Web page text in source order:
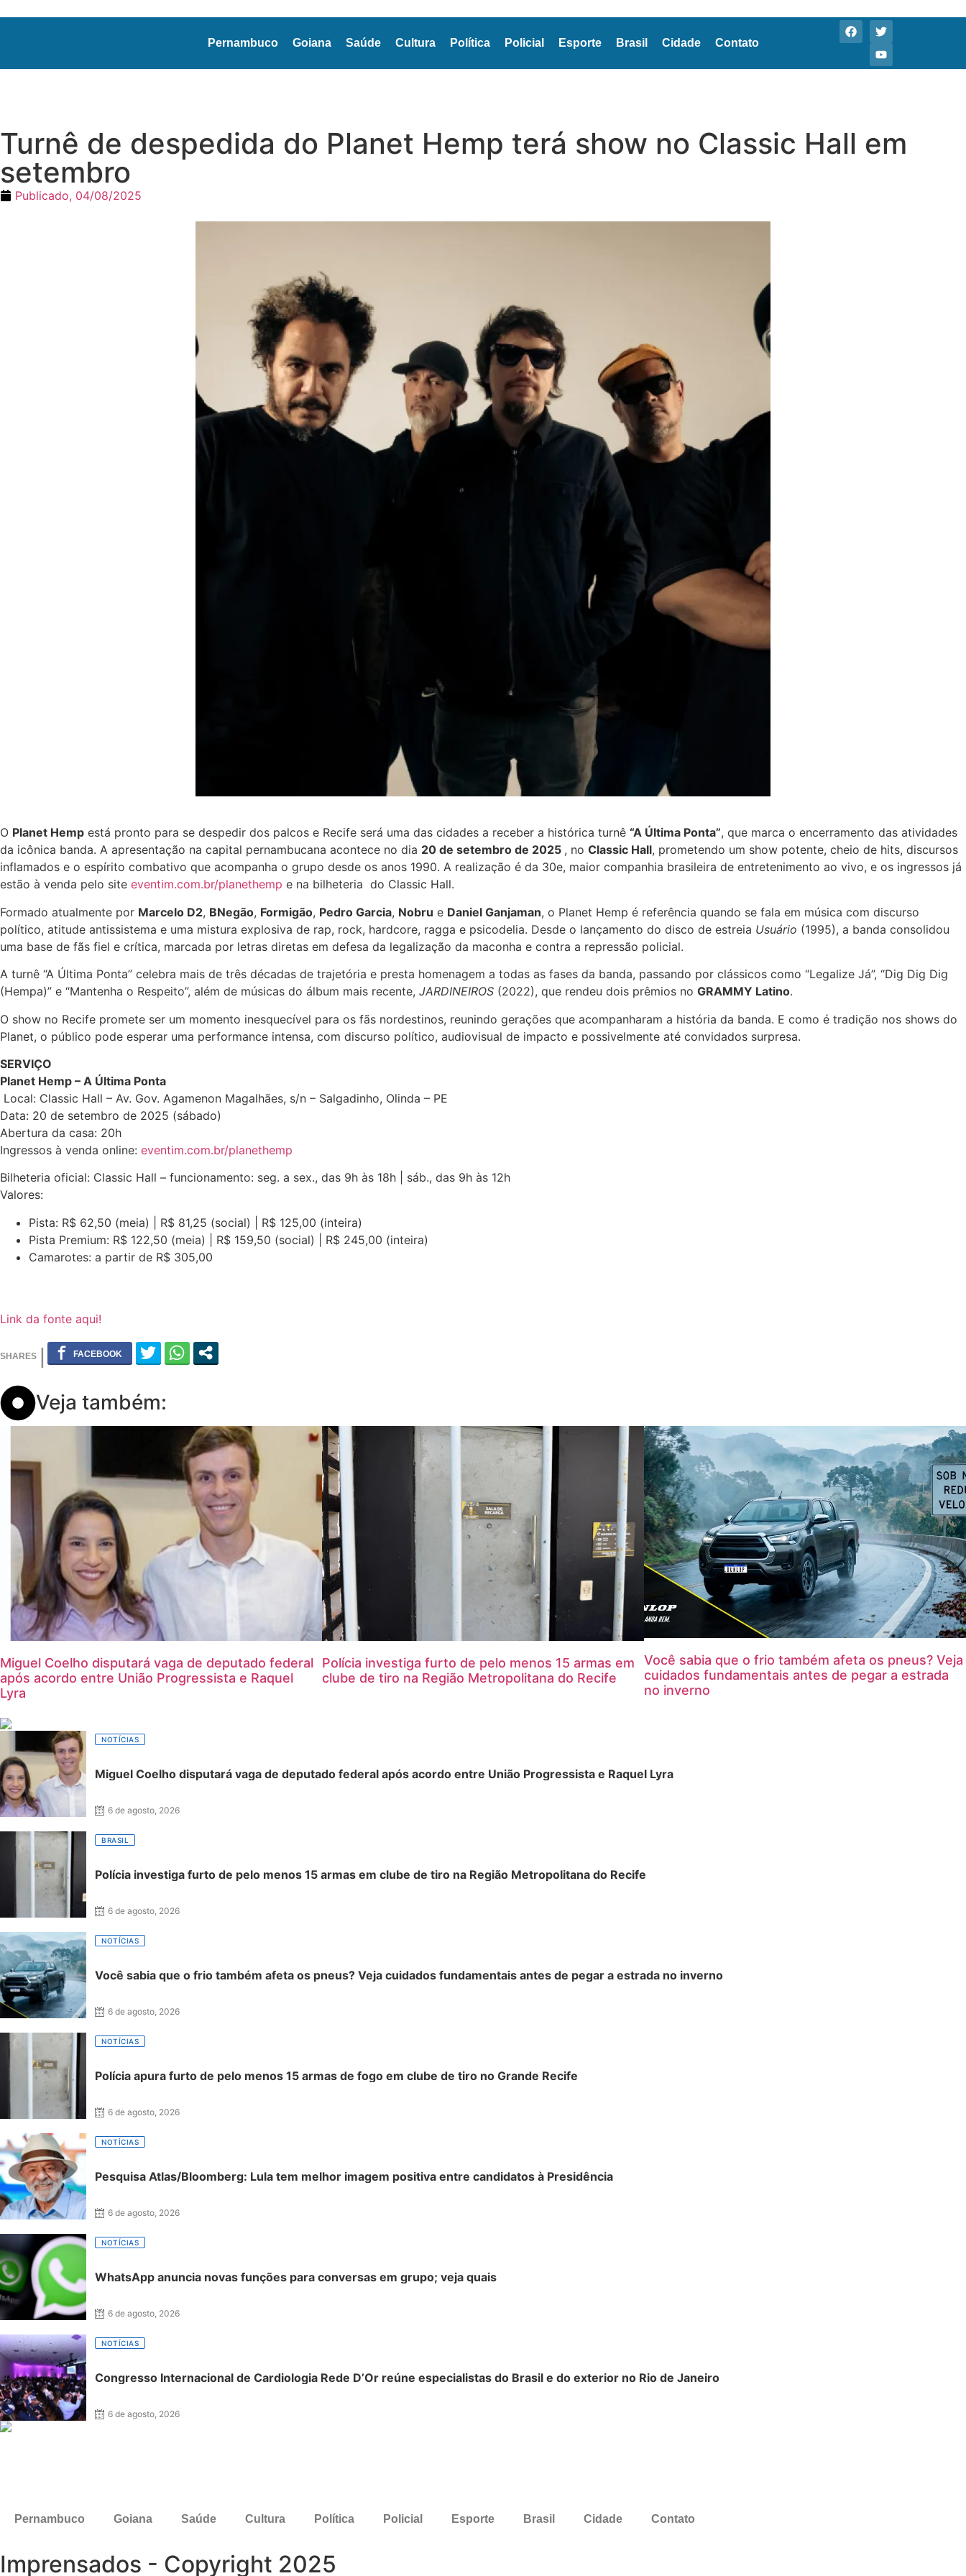
Pernambuco Goiana Saúde Cultura Política Policial Esporte Brasil Cidade Contato
Turnê de despedida do Planet Hemp terá show no Classic Hall em
setembro
Publicado, 04/08/2025
O Planet Hemp está pronto para se despedir dos palcos e Recife será uma das cidades a receber a histórica turnê “A Última Ponta”, que marca o encerramento das atividades
da icônica banda. A apresentação na capital pernambucana acontece no dia 20 de setembro de 2025 , no Classic Hall, prometendo um show potente, cheio de hits, discursos
inflamados e o espírito combativo que acompanha o grupo desde os anos 1990. A realização é da 30e, maior companhia brasileira de entretenimento ao vivo, e os ingressos já
estão à venda pelo site eventim.com.br/planethemp e na bilheteria do Classic Hall.
Formado atualmente por Marcelo D2, BNegão, Formigão, Pedro Garcia, Nobru e Daniel Ganjaman, o Planet Hemp é referência quando se fala em música com discurso
político, atitude antissistema e uma mistura explosiva de rap, rock, hardcore, ragga e psicodelia. Desde o lançamento do disco de estreia Usuário (1995), a banda consolidou
uma base de fãs fiel e crítica, marcada por letras diretas em defesa da legalização da maconha e contra a repressão policial.
A turnê “A Última Ponta” celebra mais de três décadas de trajetória e presta homenagem a todas as fases da banda, passando por clássicos como “Legalize Já”, “Dig Dig Dig
(Hempa)” e “Mantenha o Respeito”, além de músicas do álbum mais recente, JARDINEIROS (2022), que rendeu dois prêmios no GRAMMY Latino.
O show no Recife promete ser um momento inesquecível para os fãs nordestinos, reunindo gerações que acompanharam a história da banda. E como é tradição nos shows do
Planet, o público pode esperar uma performance intensa, com discurso político, audiovisual de impacto e possivelmente até convidados surpresa.
SERVIÇO
Planet Hemp – A Última Ponta
Local: Classic Hall – Av. Gov. Agamenon Magalhães, s/n – Salgadinho, Olinda – PE
Data: 20 de setembro de 2025 (sábado)
Abertura da casa: 20h
Ingressos à venda online: eventim.com.br/planethemp
Bilheteria oficial: Classic Hall – funcionamento: seg. a sex., das 9h às 18h | sáb., das 9h às 12h
Valores:
Pista: R$ 62,50 (meia) | R$ 81,25 (social) | R$ 125,00 (inteira)
Pista Premium: R$ 122,50 (meia) | R$ 159,50 (social) | R$ 245,00 (inteira)
Camarotes: a partir de R$ 305,00
Link da fonte aqui!
Veja também:
Miguel Coelho disputará vaga de deputado federal
após acordo entre União Progressista e Raquel
Lyra
Polícia investiga furto de pelo menos 15 armas em
clube de tiro na Região Metropolitana do Recife
Você sabia que o frio também afeta os pneus? Veja
cuidados fundamentais antes de pegar a estrada
no inverno
NOTÍCIAS
Miguel Coelho disputará vaga de deputado federal após acordo entre União Progressista e Raquel Lyra
6 de agosto, 2026
BRASIL
Polícia investiga furto de pelo menos 15 armas em clube de tiro na Região Metropolitana do Recife
6 de agosto, 2026
NOTÍCIAS
Você sabia que o frio também afeta os pneus? Veja cuidados fundamentais antes de pegar a estrada no inverno
6 de agosto, 2026
NOTÍCIAS
Polícia apura furto de pelo menos 15 armas de fogo em clube de tiro no Grande Recife
6 de agosto, 2026
NOTÍCIAS
Pesquisa Atlas/Bloomberg: Lula tem melhor imagem positiva entre candidatos à Presidência
6 de agosto, 2026
NOTÍCIAS
WhatsApp anuncia novas funções para conversas em grupo; veja quais
6 de agosto, 2026
NOTÍCIAS
Congresso Internacional de Cardiologia Rede D’Or reúne especialistas do Brasil e do exterior no Rio de Janeiro
6 de agosto, 2026
Pernambuco Goiana Saúde Cultura Política Policial Esporte Brasil Cidade Contato
Imprensados - Copyright 2025